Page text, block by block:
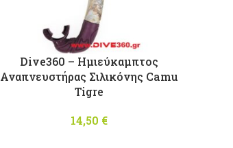
Dive360 – Ημιεύκαμπτος
Αναπνευστήρας Σιλικόνης Camu
Tigre
14,50 €